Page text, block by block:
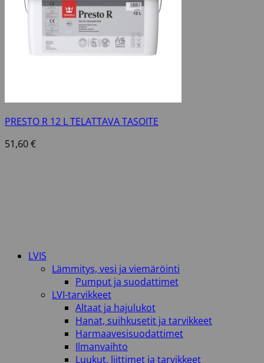
PRESTO R 12 L TELATTAVA TASOITE
51,60€
LVIS
Lämmitys, vesi ja viemäröinti
Pumput ja suodattimet
LVI-tarvikkeet
Altaat ja hajulukot
Hanat, suihkusetit ja tarvikkeet
Harmaavesisuodattimet
Ilmanvaihto
Luukut, liittimet ja tarvikkeet